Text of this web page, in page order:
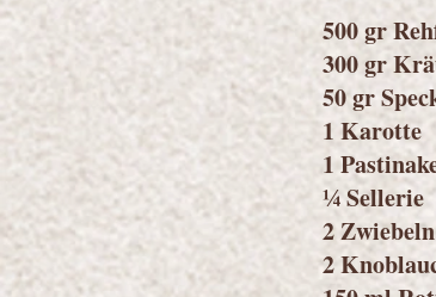
500 gr
300 gr
50 gr
1 Karotte
1
¼ Sellerie
2 Zwiebeln
2